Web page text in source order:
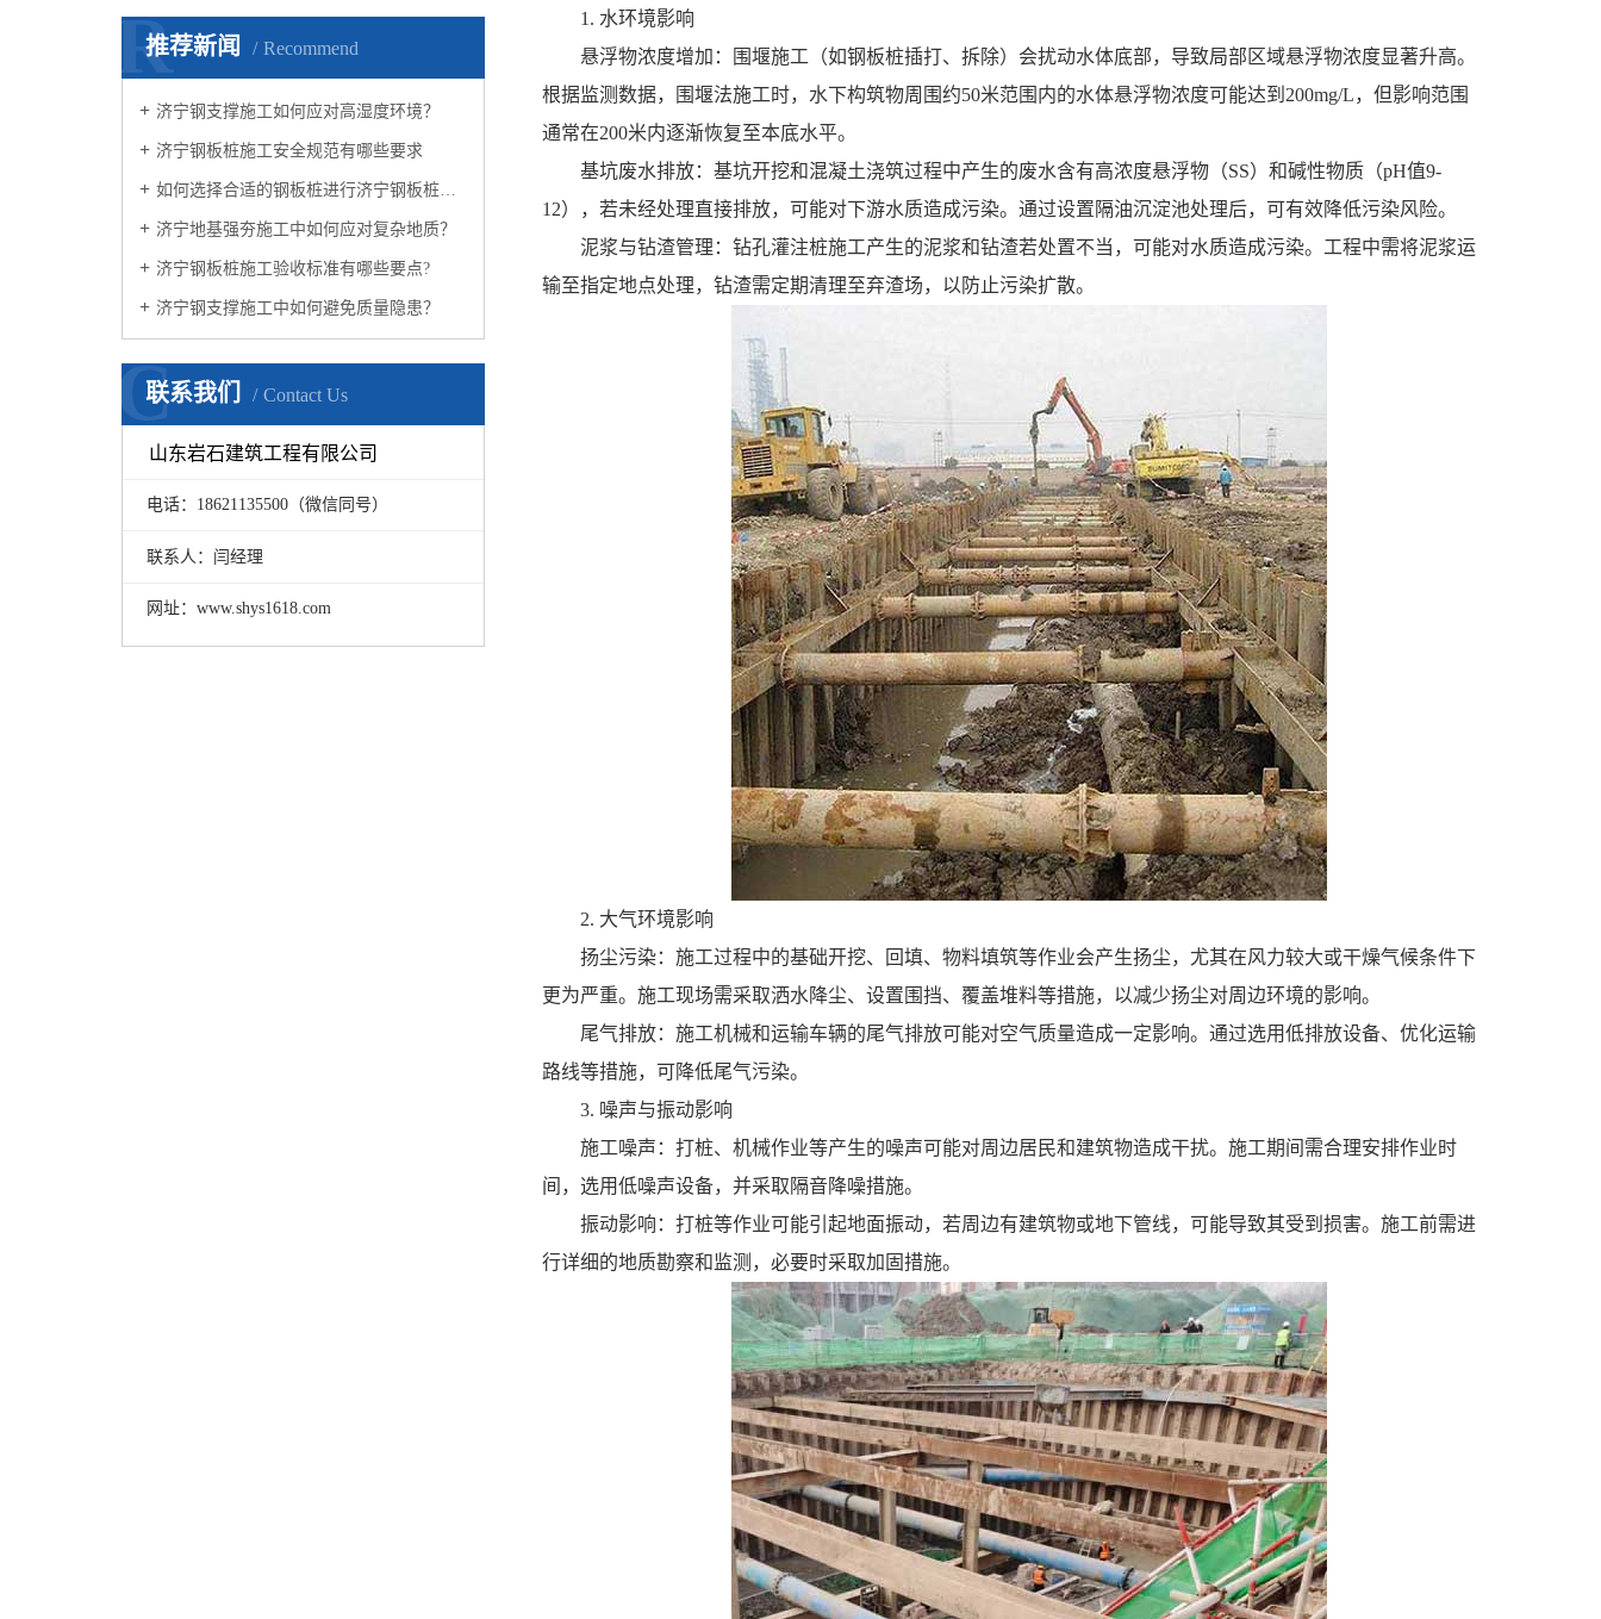
推荐新闻 Recommend
R
济宁钢支撑施工如何应对高湿度环境？
济宁钢板桩施工安全规范有哪些要求
如何选择合适的钢板桩进行济宁钢板桩基坑围堰施工？
济宁地基强夯施工中如何应对复杂地质？
济宁钢板桩施工验收标准有哪些要点?
济宁钢支撑施工中如何避免质量隐患？
联系我们 Contact Us
C
山东岩石建筑工程有限公司
电话：18621135500（微信同号）
联系人：闫经理
网址：www.shys1618.com
1. 水环境影响
悬浮物浓度增加：围堰施工（如钢板桩插打、拆除）会扰动水体底部，导致局部区域悬浮物浓度显著升高。
根据监测数据，围堰法施工时，水下构筑物周围约50米范围内的水体悬浮物浓度可能达到200mg/L，但影响范围
通常在200米内逐渐恢复至本底水平。
基坑废水排放：基坑开挖和混凝土浇筑过程中产生的废水含有高浓度悬浮物（SS）和碱性物质（pH值9-
12），若未经处理直接排放，可能对下游水质造成污染。通过设置隔油沉淀池处理后，可有效降低污染风险。
泥浆与钻渣管理：钻孔灌注桩施工产生的泥浆和钻渣若处置不当，可能对水质造成污染。工程中需将泥浆运
输至指定地点处理，钻渣需定期清理至弃渣场，以防止污染扩散。
2. 大气环境影响
扬尘污染：施工过程中的基础开挖、回填、物料填筑等作业会产生扬尘，尤其在风力较大或干燥气候条件下
更为严重。施工现场需采取洒水降尘、设置围挡、覆盖堆料等措施，以减少扬尘对周边环境的影响。
尾气排放：施工机械和运输车辆的尾气排放可能对空气质量造成一定影响。通过选用低排放设备、优化运输
路线等措施，可降低尾气污染。
3. 噪声与振动影响
施工噪声：打桩、机械作业等产生的噪声可能对周边居民和建筑物造成干扰。施工期间需合理安排作业时
间，选用低噪声设备，并采取隔音降噪措施。
振动影响：打桩等作业可能引起地面振动，若周边有建筑物或地下管线，可能导致其受到损害。施工前需进
行详细的地质勘察和监测，必要时采取加固措施。